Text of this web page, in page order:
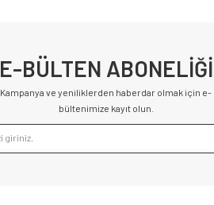
E-BÜLTEN ABONELİĞİ
Kampanya ve yeniliklerden haberdar olmak için e-
bültenimize kayıt olun.